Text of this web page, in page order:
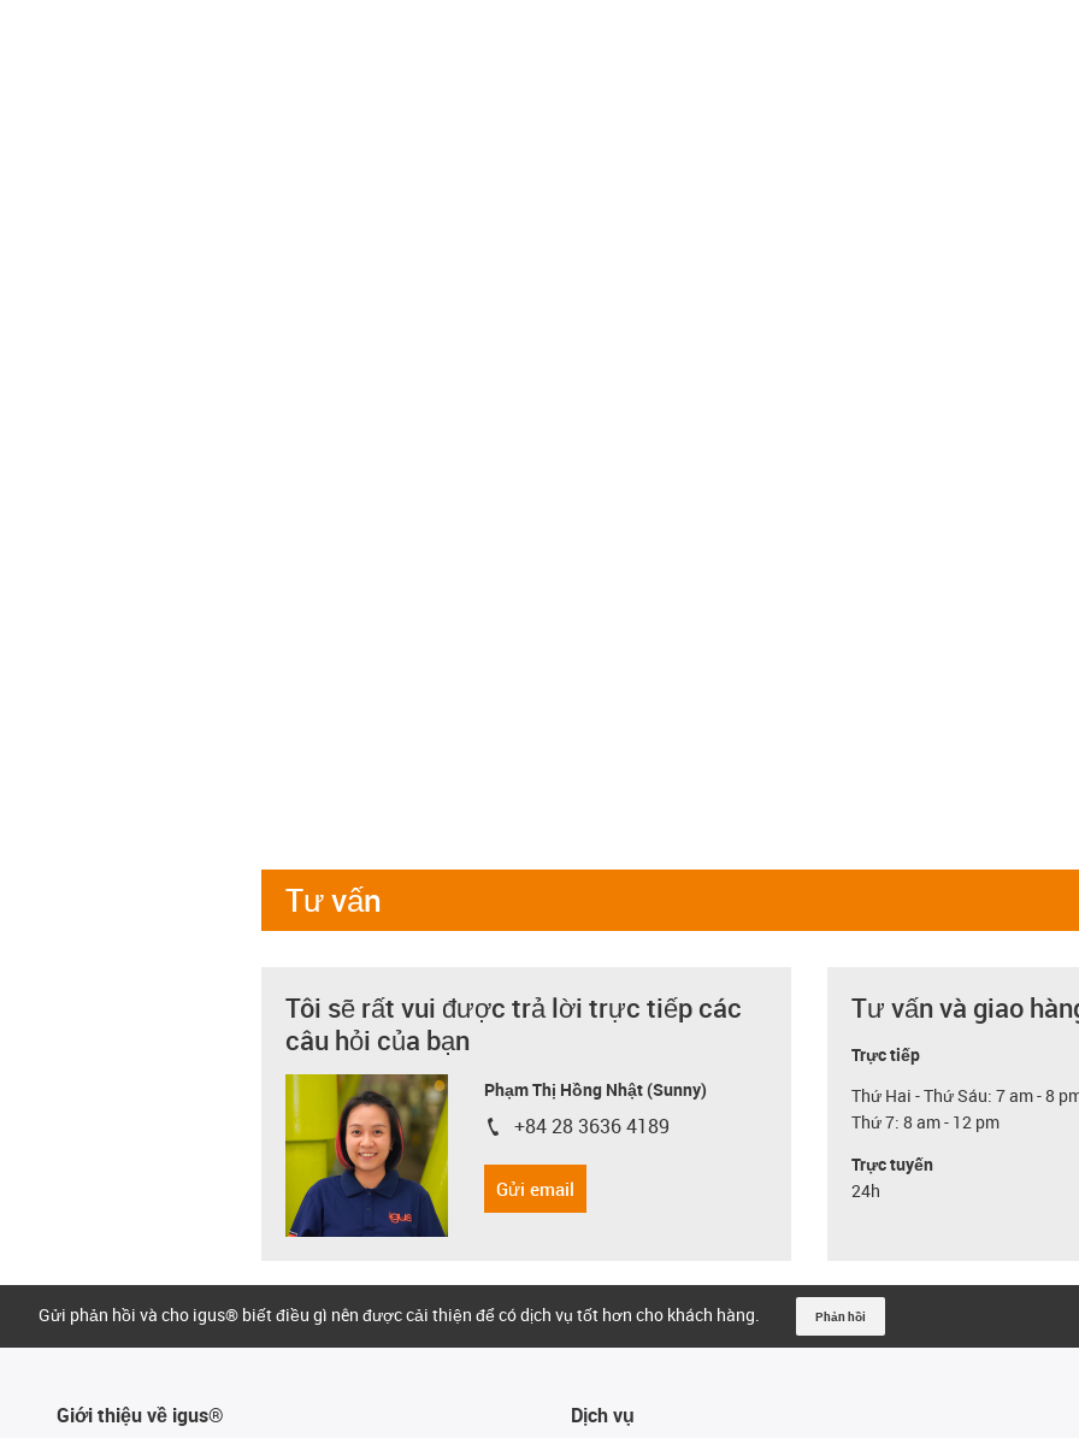
Tư vấn
Tôi sẽ rất vui được trả lời trực tiếp các
câu hỏi của bạn
Phạm Thị Hồng Nhật (Sunny)
igus-icon-phone
+84 28 3636 4189
Gửi email
Tư vấn và giao
Trực tiếp
Thứ Hai - Thứ Sáu: 7 am - 8
Thứ 7: 8 am - 12 pm
Trực tuyến
24h
Gửi phản hồi và cho igus® biết điều gì nên được cải thiện để có dịch vụ tốt hơn cho khách hàng. Phản hồi
Giới thiệu về igus® Dịch vụ